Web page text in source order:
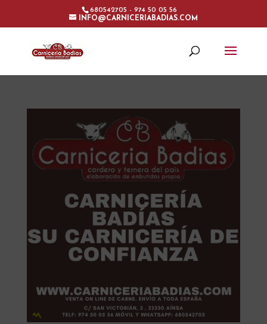
680542705 - 974 50 05 56
INFO@CARNICERIABADIAS.COM